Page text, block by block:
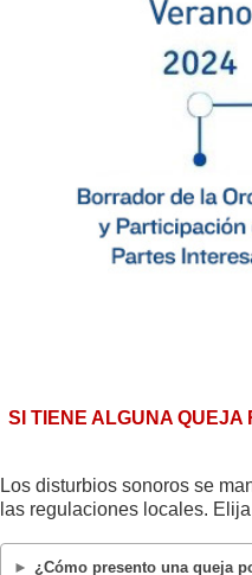
SI TIENE ALGUNA
Los disturbios sonoros se
las regulaciones locales.
¿Cómo presento una queja